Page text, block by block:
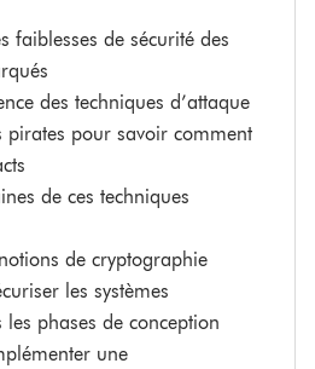
faiblesses de sécurité des
des techniques d’attaque
pirates pour savoir comment
de ces techniques
de cryptographie
les systèmes
phases de conception
une